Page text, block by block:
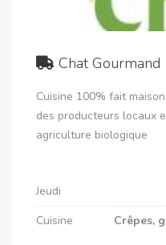
Chat Gourmand
Cuisine 100% fait
des producteurs locaux
agriculture biologique
Jeudi
Cuisine
Crêpes,